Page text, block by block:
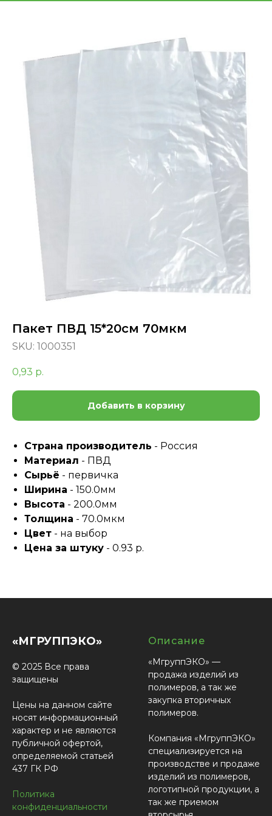
Пакет ПВД 15*20см 70мкм
SKU: 1000351
0,93 р.
Добавить в корзину
Страна производитель - Россия
Материал - ПВД
Сырьё - первичка
Ширина - 150.0мм
Высота - 200.0мм
Толщина - 70.0мкм
Цвет - на выбор
Цена за штуку - 0.93 р.
«МГРУППЭКО»
© 2025 Все права
защищены
Цены на данном сайте
носят информационный
характер и не являются
публичной офертой,
определяемой статьей
437 ГК РФ
Политика
конфиденциальности
Описание
«МгруппЭКО» —
продажа изделий из
полимеров, а так же
закупка вторичных
полимеров.
Компания «МгруппЭКО»
специализируется на
производстве и продаже
изделий из полимеров,
логотипной продукции, а
так же приемом